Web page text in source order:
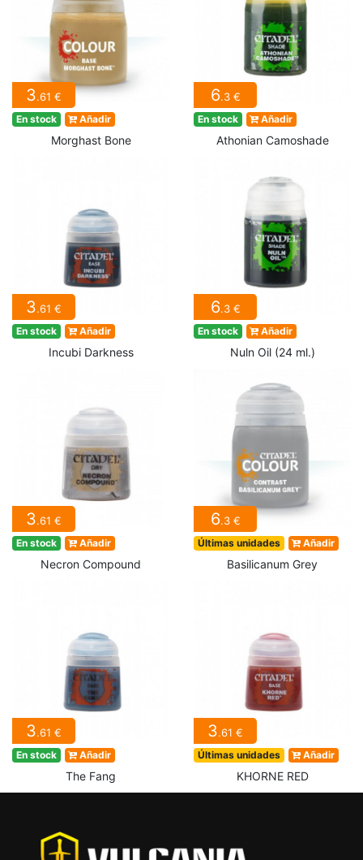
3.61 €
En stock Añadir
Morghast Bone
6.3 €
En stock Añadir
Athonian Camoshade
3.61 €
En stock Añadir
Incubi Darkness
6.3 €
En stock Añadir
Nuln Oil (24 ml.)
3.61 €
En stock Añadir
Necron Compound
6.3 €
Últimas unidades Añadir
Basilicanum Grey
3.61 €
En stock Añadir
The Fang
3.61 €
Últimas unidades Añadir
KHORNE RED